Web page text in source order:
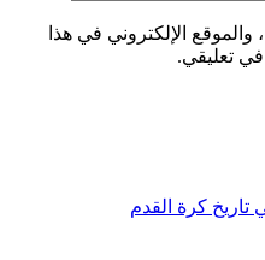
الإلكتروني في هذا
في تعليقي.